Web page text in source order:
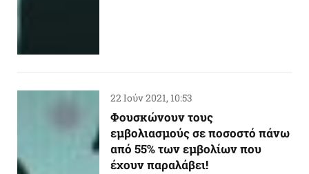
22 Ιούν 2021, 10:53
Φουσκώνουν τους
εμβολιασμούς σε ποσοστό πάνω
από 55% των εμβολίων που
έχουν παραλάβει!